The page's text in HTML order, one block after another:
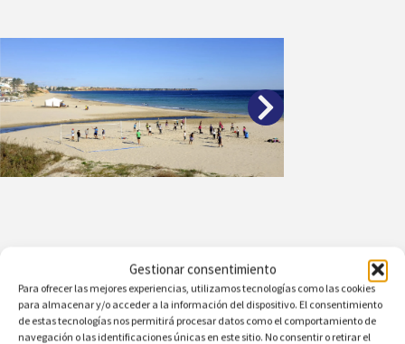
Gestionar consentimiento
Para ofrecer las mejores experiencias, utilizamos tecnologías como las cookies
para almacenar y/o acceder a la información del dispositivo. El consentimiento
de estas tecnologías nos permitirá procesar datos como el comportamiento de
navegación o las identificaciones únicas en este sitio. No consentir o retirar el